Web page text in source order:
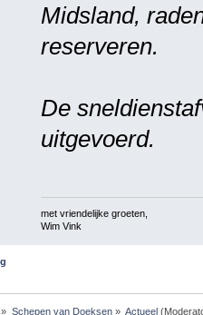
Midsland,
reserveren.
De
uitgevoerd.
met vriendelijke groeten,
Wim Vink
» Schepen van Doeksen» Actueel